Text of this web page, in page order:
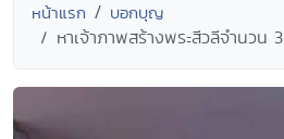
หน้าแรก บอกบุญ
หาเจ้าภาพสร้างพระสีวลีจำนวน